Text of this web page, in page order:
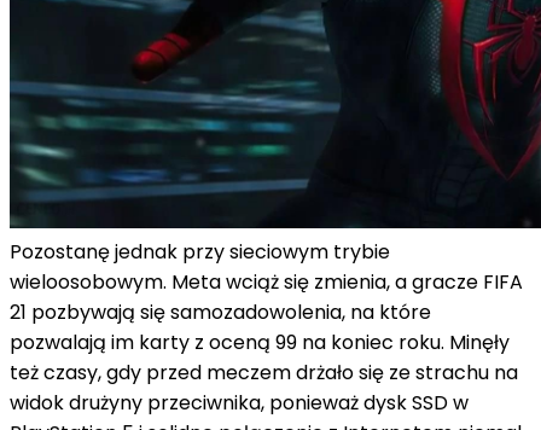
Pozostanę jednak przy sieciowym trybie
wieloosobowym. Meta wciąż się zmienia, a gracze FIFA
21 pozbywają się samozadowolenia, na które
pozwalają im karty z oceną 99 na koniec roku. Minęły
też czasy, gdy przed meczem drżało się ze strachu na
widok drużyny przeciwnika, ponieważ dysk SSD w